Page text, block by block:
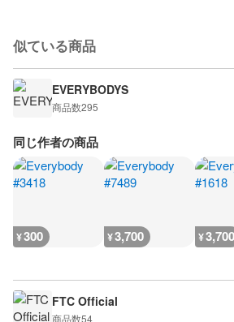
似ている商品
EVERYBODYS
商品数295
同じ作者の商品
¥300 ¥3,700 ¥3,700
FTC Official
商品数54